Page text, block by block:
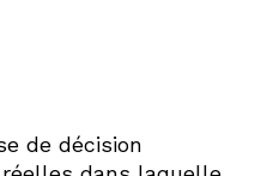
de décision